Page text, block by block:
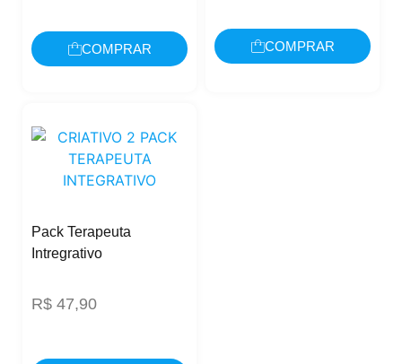
COMPRAR COMPRAR
Pack Terapeuta
Intregrativo
R$ 47,90